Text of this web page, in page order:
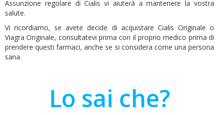
Assunzione regolare di Cialis vi aiuterà a mantenere la vostra
salute.
Vi ricordiamo, se avete decide di acquistare Cialis Originale o
Viagra Originale, consultatevi prima con il proprio medico prima di
prendere questi farmaci, anche se si considera come una persona
sana.
Lo sai che?